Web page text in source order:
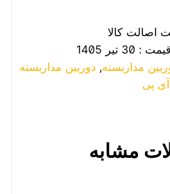
اصالت کالا
تیر 1405
مداربسته,دوربین مداربسته
آی پی
مشابه